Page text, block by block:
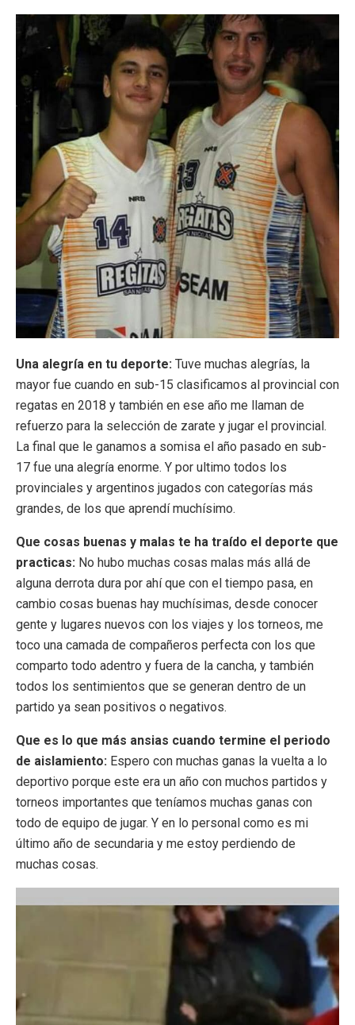
Una alegría en tu deporte: Tuve muchas alegrías, la
mayor fue cuando en sub-15 clasificamos al provincial con
regatas en 2018 y también en ese año me llaman de
refuerzo para la selección de zarate y jugar el provincial.
La final que le ganamos a somisa el año pasado en sub-
17 fue una alegría enorme. Y por ultimo todos los
provinciales y argentinos jugados con categorías más
grandes, de los que aprendí muchísimo.
Que cosas buenas y malas te ha traído el deporte que
practicas: No hubo muchas cosas malas más allá de
alguna derrota dura por ahí que con el tiempo pasa, en
cambio cosas buenas hay muchísimas, desde conocer
gente y lugares nuevos con los viajes y los torneos, me
toco una camada de compañeros perfecta con los que
comparto todo adentro y fuera de la cancha, y también
todos los sentimientos que se generan dentro de un
partido ya sean positivos o negativos.
Que es lo que más ansias cuando termine el periodo
de aislamiento: Espero con muchas ganas la vuelta a lo
deportivo porque este era un año con muchos partidos y
torneos importantes que teníamos muchas ganas con
todo de equipo de jugar. Y en lo personal como es mi
último año de secundaria y me estoy perdiendo de
muchas cosas.